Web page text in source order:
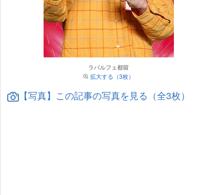
ラパルフェ都留
拡大する（3枚）
【写真】この記事の写真を見る（全3枚）